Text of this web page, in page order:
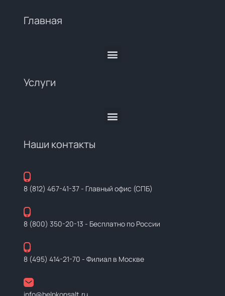
Главная
Услуги
Наши контакты
8 (812) 467-41-37- Главный офис (СПБ)
8 (800) 350-20-13 - Бесплатно по России
8 (495) 414-21-70 - Филиал в Москве